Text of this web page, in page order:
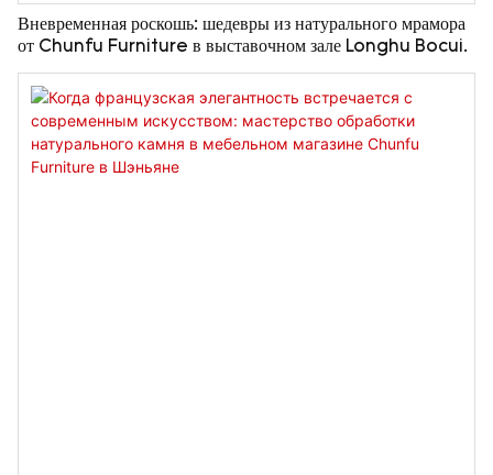
Вневременная роскошь: шедевры из натурального мрамора
от Chunfu Furniture в выставочном зале Longhu Bocui.